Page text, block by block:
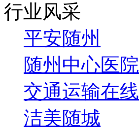
行业风采
平安随州
随州中心医院
交通运输在线
洁美随城